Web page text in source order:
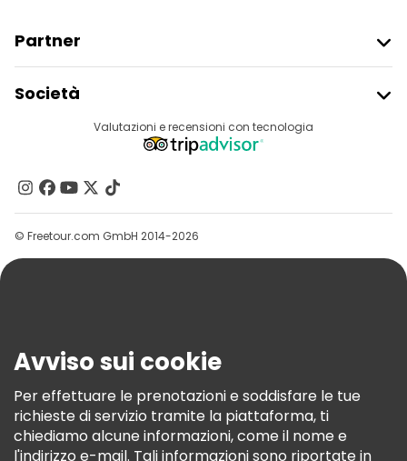
Partner
Accesso Del Fornitore
Programma Di Affiliazione
Società
Destinazioni
Contattaci
Gruppi
Aiuto
Termini E Condizioni
Informativa Sui Cookie
Freetour Premi
Programma Di Fidelizzazione
Valutazioni e recensioni con tecnologia
© Freetour.com GmbH 2014-2026
Avviso sui cookie
Per effettuare le prenotazioni e soddisfare le tue
richieste di servizio tramite la piattaforma, ti
chiediamo alcune informazioni, come il nome e
l'indirizzo e-mail. Tali informazioni sono riportate in